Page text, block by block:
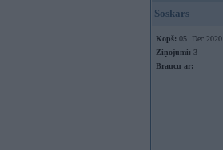
Soskars
Kopš: 05. Dec 2020
Ziņojumi: 3
Braucu ar: